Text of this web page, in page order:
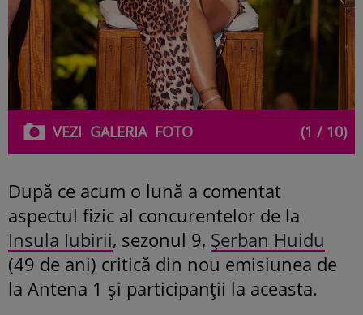
VEZI GALERIAFOTO (1 / 10)
După ce acum o lună a comentat
aspectul fizic al concurentelor de la
Insula Iubirii, sezonul 9, Șerban Huidu
(49 de ani) critică din nou emisiunea de
la Antena 1 și participanții la aceasta.